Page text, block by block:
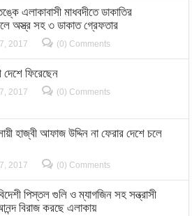
এলাকাবাসী মাধবদীতে ডাকাতির
অস্ত্র সহ ৩ ডাকাত গ্রেফতার
2017 (0) Comments
দেশে ফিরেছেন
2017 (0) Comments
হাজ্বী আফাজ উদ্দিন না ফেরার দেশে চলে
2017 (0) Comments
পিস্তল গুলি ও ম্যাগজিন সহ সন্ত্রাসী
বিরাজ করছে এলাকায়